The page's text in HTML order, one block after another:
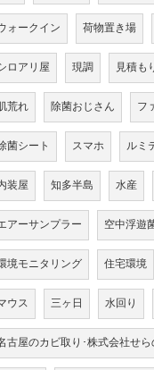
ォークイン 荷物置き場
ロアリ屋 現調 見積も
荒れ 除菌おじさん フ
菌シート スマホ ルミ
装屋 知多半島 水産
アーサンプラー 空中浮遊
境モニタリング 住宅環境
ウス 三ヶ日 水回り
古屋のカビ取り･株式会社せら